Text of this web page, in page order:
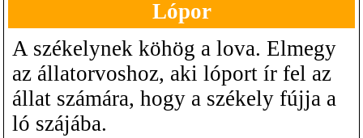
Lópor
A székelynek köhög a lova. Elmegy
az állatorvoshoz, aki lóport ír fel az
állat számára, hogy a székely fújja a
ló szájába.